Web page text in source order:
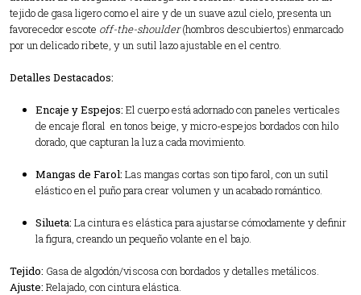
tejido de gasa ligero como el aire y de un suave azul cielo, presenta un
favorecedor escote off-the-shoulder(hombros descubiertos) enmarcado
por un delicado ribete, y un sutil lazo ajustable en el centro.
Detalles Destacados:
Encaje y Espejos: El cuerpo está adornado con paneles verticales
de encaje floral en tonos beige, y micro-espejos bordados con hilo
dorado, que capturan la luz a cada movimiento.
Mangas de Farol: Las mangas cortas son tipo farol, con un sutil
elástico en el puño para crear volumen y un acabado romántico.
Silueta: La cintura es elástica para ajustarse cómodamente y definir
la figura, creando un pequeño volante en el bajo.
Tejido: Gasa de algodón/viscosa con bordados y detalles metálicos.
Ajuste: Relajado, con cintura elástica.